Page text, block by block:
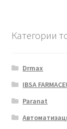
Категории
Drmax
IBSA
Paranat